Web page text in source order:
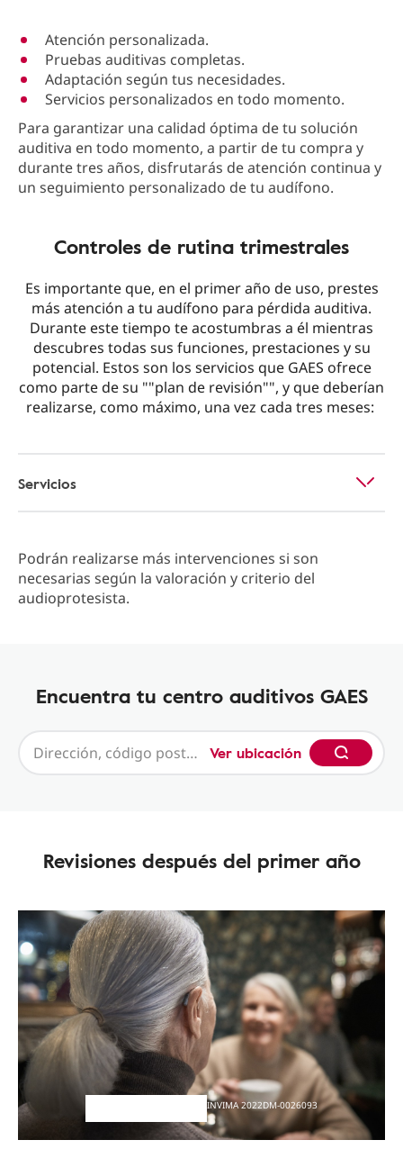
Atención personalizada.
Pruebas auditivas completas.
Adaptación según tus necesidades.
Servicios personalizados en todo momento.
Para garantizar una calidad óptima de tu solución
auditiva en todo momento, a partir de tu compra y
durante tres años, disfrutarás de atención continua y
un seguimiento personalizado de tu audífono.
Controles de rutina trimestrales
Es importante que, en el primer año de uso, prestes
más atención a tu audífono para pérdida auditiva.
Durante este tiempo te acostumbras a él mientras
descubres todas sus funciones, prestaciones y su
potencial. Estos son los servicios que GAES ofrece
como parte de su ""plan de revisión"", y que deberían
realizarse, como máximo, una vez cada tres meses:
Servicios
Podrán realizarse más intervenciones si son
necesarias según la valoración y criterio del
audioprotesista.
Encuentra tu centro auditivos GAES
Ver ubicación
Revisiones después del primer año
INVIMA 2022DM-0026093